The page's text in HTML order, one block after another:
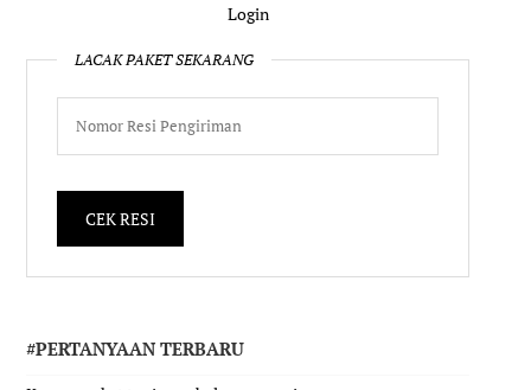
Login
LACAK PAKET SEKARANG
#PERTANYAAN TERBARU